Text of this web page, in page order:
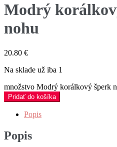
Modrý
nohu
20.80 €
Na sklade už iba 1
množstvo Modrý korálkový šperk
Pridať do košíka
Popis
Popis